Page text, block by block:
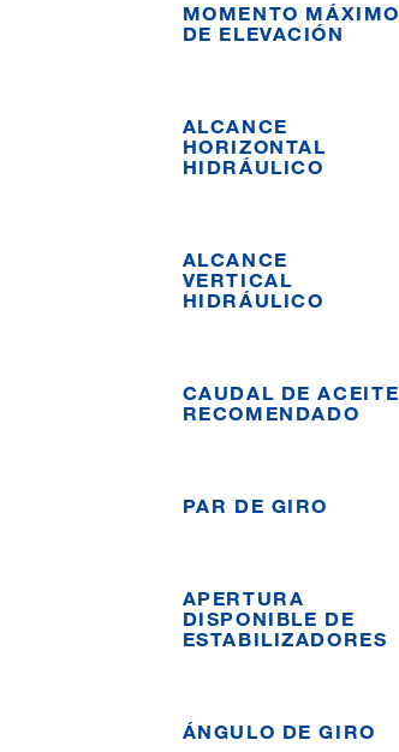
MOMENTO MÁXIMO
DE ELEVACIÓN
ALCANCE
HORIZONTAL
HIDRÁULICO
ALCANCE
VERTICAL
HIDRÁULICO
CAUDAL DE ACEITE
RECOMENDADO
PAR DE GIRO
APERTURA
DISPONIBLE DE
ESTABILIZADORES
ÁNGULO DE GIRO